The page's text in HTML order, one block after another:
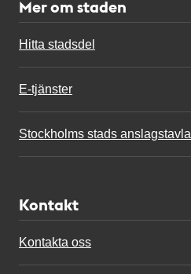
Mer om staden
Hitta stadsdel
E-tjänster
Stockholms stads anslagstavla
Kontakt
Kontakta oss